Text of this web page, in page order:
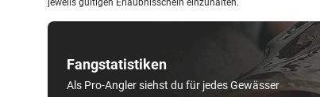
Fangstatistiken
Als Pro-Angler siehst du für jedes Gewässer
jeweils gültigen Erlaubnisschein einzuhalten.